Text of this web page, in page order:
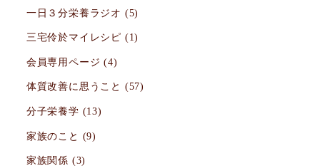
一日３分栄養ラジオ (5)
三宅伶於マイレシピ (1)
会員専用ページ (4)
体質改善に思うこと (57)
分子栄養学 (13)
家族のこと (9)
家族関係 (3)